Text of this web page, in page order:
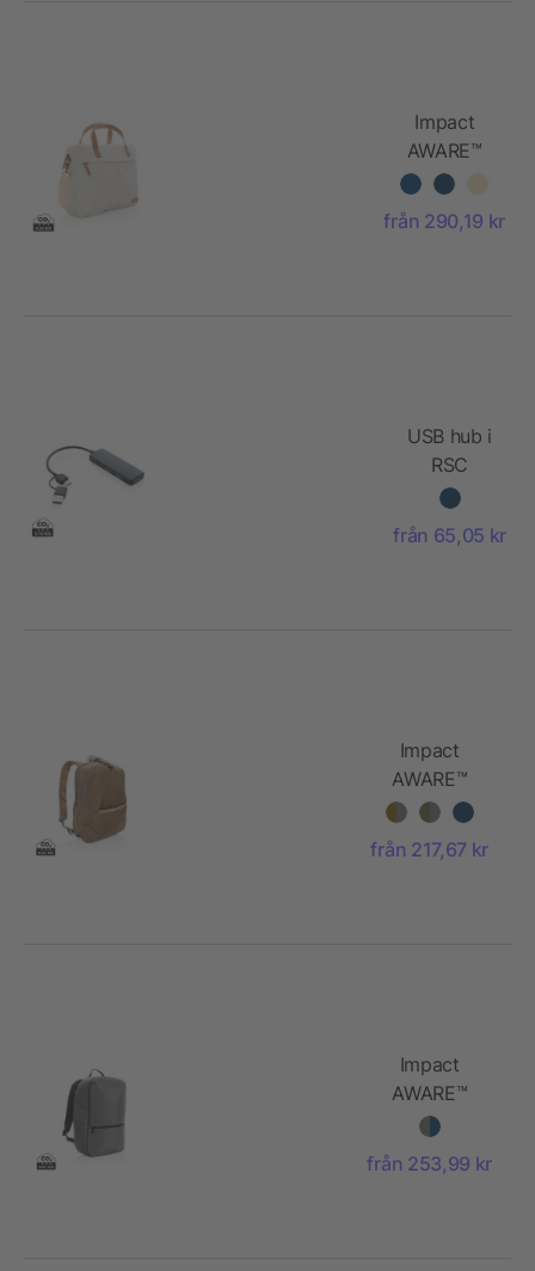
Impact
AWARE™
laptopväska
återvunnen
från 290,19 kr
USB hub i
RSC
återvunnen
plast med
dubbel
från 65,05 kr
Impact
AWARE™
1200D 15.6''
laptopryggsäck
från 217,67 kr
Impact
AWARE™
1200D
minimalistisk
15.6"
från 253,99 kr